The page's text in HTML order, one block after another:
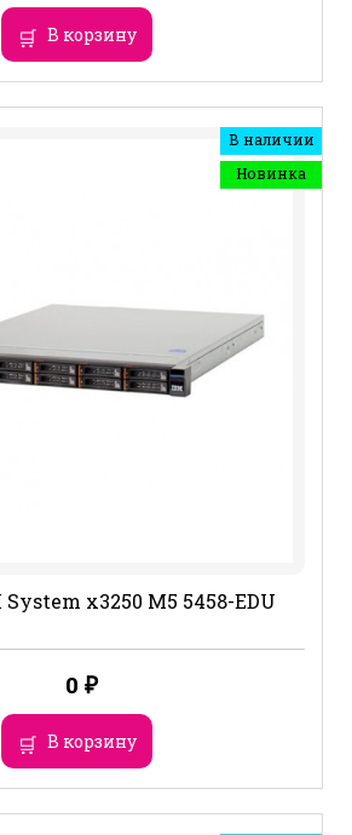
В корзину
В наличии
Новинка
x3250 M5 5458-EDU
0 ₽
В корзину